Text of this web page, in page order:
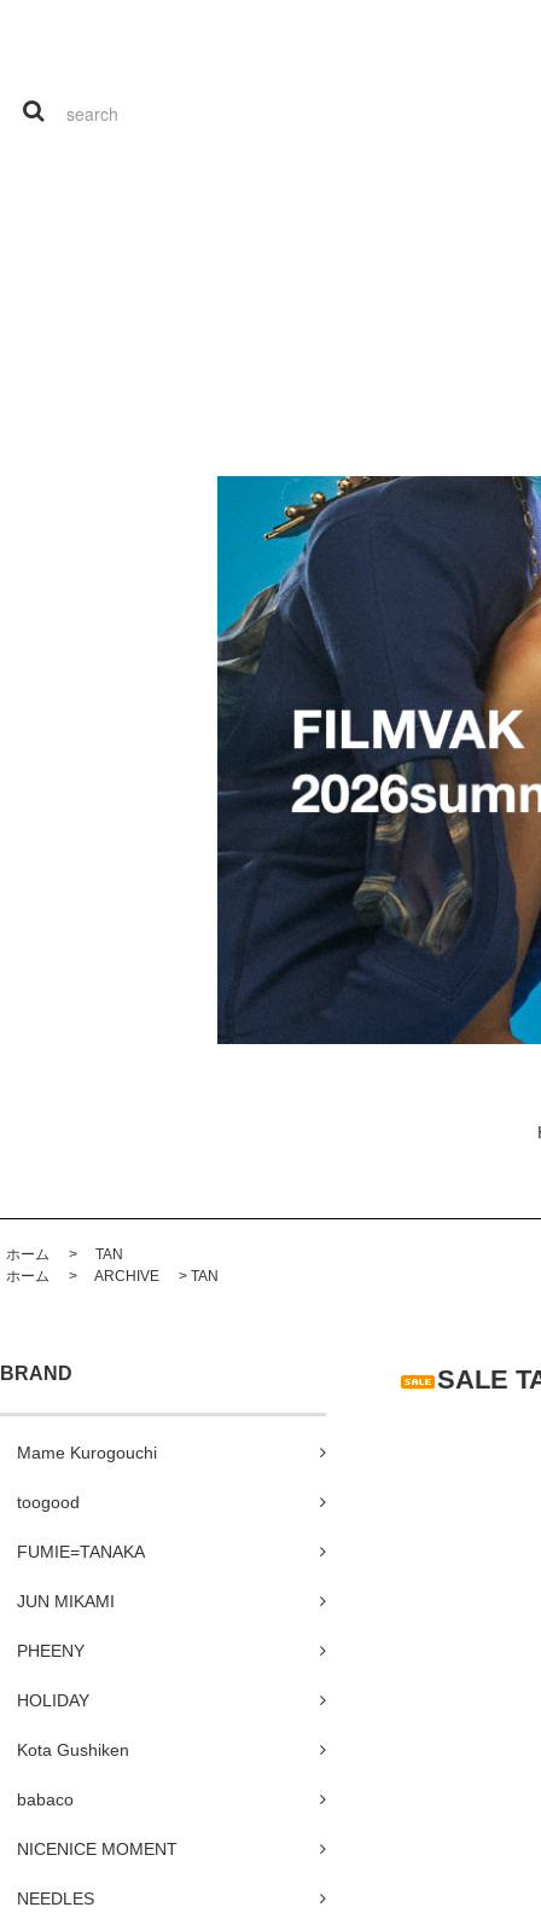
ホーム >
TAN
ホーム
> ARCHIVE > TAN
BRAND
Mame Kurogouchi
toogood
FUMIE=TANAKA
JUN MIKAMI
PHEENY
HOLIDAY
Kota Gushiken
babaco
NICENICE MOMENT
NEEDLES
SALE